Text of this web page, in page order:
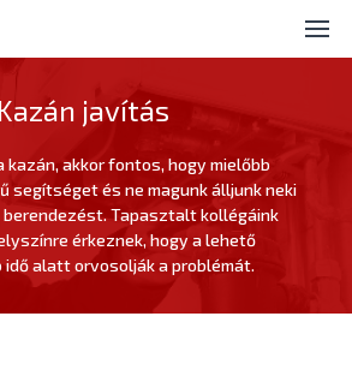
Kazán javítás
kazán, akkor fontos, hogy mielőbb
segítséget és ne magunk álljunk neki
Tapasztalt kollégáink
érkeznek, hogy a lehető
idő alatt orvosolják a problémát.